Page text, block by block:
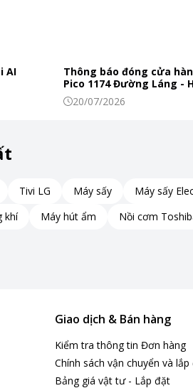
AI
Thông báo đóng cửa
Pico 1174 Đường Láng -
20/07/2026
Tivi LG Máy sấy Máy sấy
khí Máy hút ẩm Nồi cơm
Giao dịch & Bán hàng
Kiểm tra thông tin Đơn hàng
Chính sách vận chuyển và
Bảng giá vật tư - Lắp đặt